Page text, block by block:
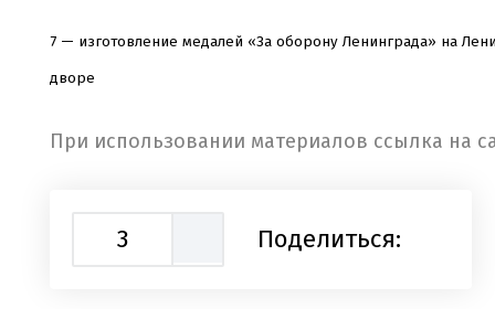
7 — изготовление медалей «За оборону Ленинграда» на
дворе
При использовании материалов ссылка на
3 Поделиться: